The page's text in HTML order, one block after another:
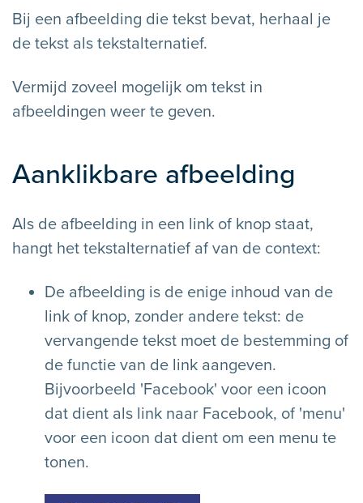
Bij een afbeelding die tekst bevat, herhaal je
de tekst als tekstalternatief.
Vermijd zoveel mogelijk om tekst in
afbeeldingen weer te geven.
Aanklikbare afbeelding
Als de afbeelding in een link of knop staat,
hangt het tekstalternatief af van de context:
De afbeelding is de enige inhoud van de
link of knop, zonder andere tekst: de
vervangende tekst moet de bestemming of
de functie van de link aangeven.
Bijvoorbeeld 'Facebook' voor een icoon
dat dient als link naar Facebook, of 'menu'
voor een icoon dat dient om een menu te
tonen.